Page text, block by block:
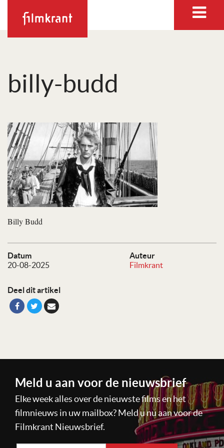
billy-budd
Datum
20-08-2025
Auteur
Filmkrant
Deel dit artikel
Billy Budd
Meld u aan voor de nieuwsbrief
Elke week alles over de nieuwste films en het
filmnieuws in uw mailbox? Meld u nu aan voor de
Filmkrant Nieuwsbrief.